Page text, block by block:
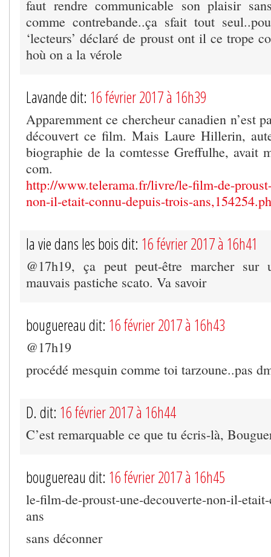
faut rendre communicable son plaisir
comme contrebande..ça sfait tout
‘lecteurs’ déclaré de proust ont il ce trope
hoù on a la vérole
Lavande dit: 16 février 2017 à 16h39
Apparemment ce chercheur canadien n’est
découvert ce film. Mais Laure Hillerin,
biographie de la comtesse Greffulhe, avait
com.
http://www.telerama.fr/livre/le-film-de-
non-il-etait-connu-depuis-trois-
la vie dans les bois dit: 16 février 2017 à 16h41
@17h19, ça peut peut-être marcher sur
mauvais pastiche scato. Va savoir
bouguereau dit: 16 février 2017 à 16h43
@17h19
procédé mesquin comme toi tarzoune..pas
D. dit: 16 février 2017 à 16h44
C’est remarquable ce que tu écris-là,
bouguereau dit: 16 février 2017 à 16h45
le-film-de-proust-une-decouverte-non-il-
ans
sans déconner